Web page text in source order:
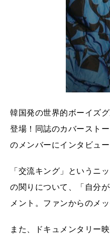
韓国発の世界的ボーイズ
登場！同誌のカバースト
のメンバーにインタビュー
「交流キング」というニ
の関りについて、「自分
メント。ファンからのメ
また、ドキュメンタリー